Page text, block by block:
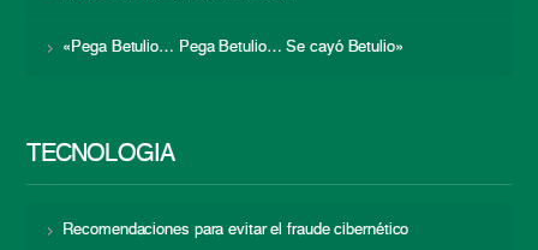
«Pega Betulio… Pega Betulio… Se cayó Betulio»
TECNOLOGÍA
Recomendaciones para evitar el fraude cibernético